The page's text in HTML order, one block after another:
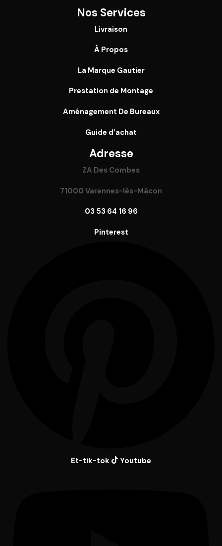
Nos Services
Livraison
À Propos
La Marque Gautier
Prestation de Montage
Aménagement De Bureaux
Guide d’achat
Adresse
ZA Des Combes
71000 Varennes-lès-Mâcon
03 53 64 16 96
Pinterest
Et-tik-tok Youtube